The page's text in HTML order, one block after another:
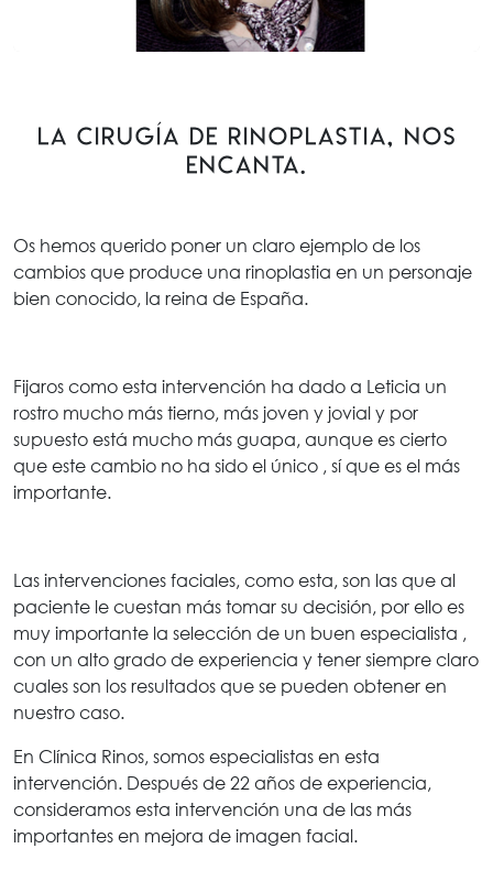
La cirugía de rinoplastia, NOS
ENCANTA.
Os hemos querido poner un claro ejemplo de los
cambios que produce una rinoplastia en un personaje
bien conocido, la reina de España.
Fijaros como esta intervención ha dado a Leticia un
rostro mucho más tierno, más joven y jovial y por
supuesto está mucho más guapa, aunque es cierto
que este cambio no ha sido el único , sí que es el más
importante.
Las intervenciones faciales, como esta, son las que al
paciente le cuestan más tomar su decisión, por ello es
muy importante la selección de un buen especialista ,
con un alto grado de experiencia y tener siempre claro
cuales son los resultados que se pueden obtener en
nuestro caso.
En Clínica Rinos, somos especialistas en esta
intervención. Después de 22 años de experiencia,
consideramos esta intervención una de las más
importantes en mejora de imagen facial.